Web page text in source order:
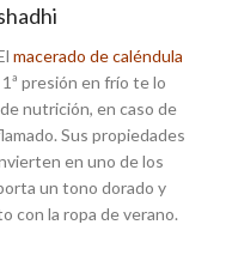
macerado de caléndula
presión en frío te lo
nutrición, en caso de
Sus propiedades
en uno de los
un tono dorado y
con la ropa de verano.